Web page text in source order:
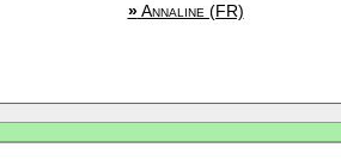
»Annaline (FR)